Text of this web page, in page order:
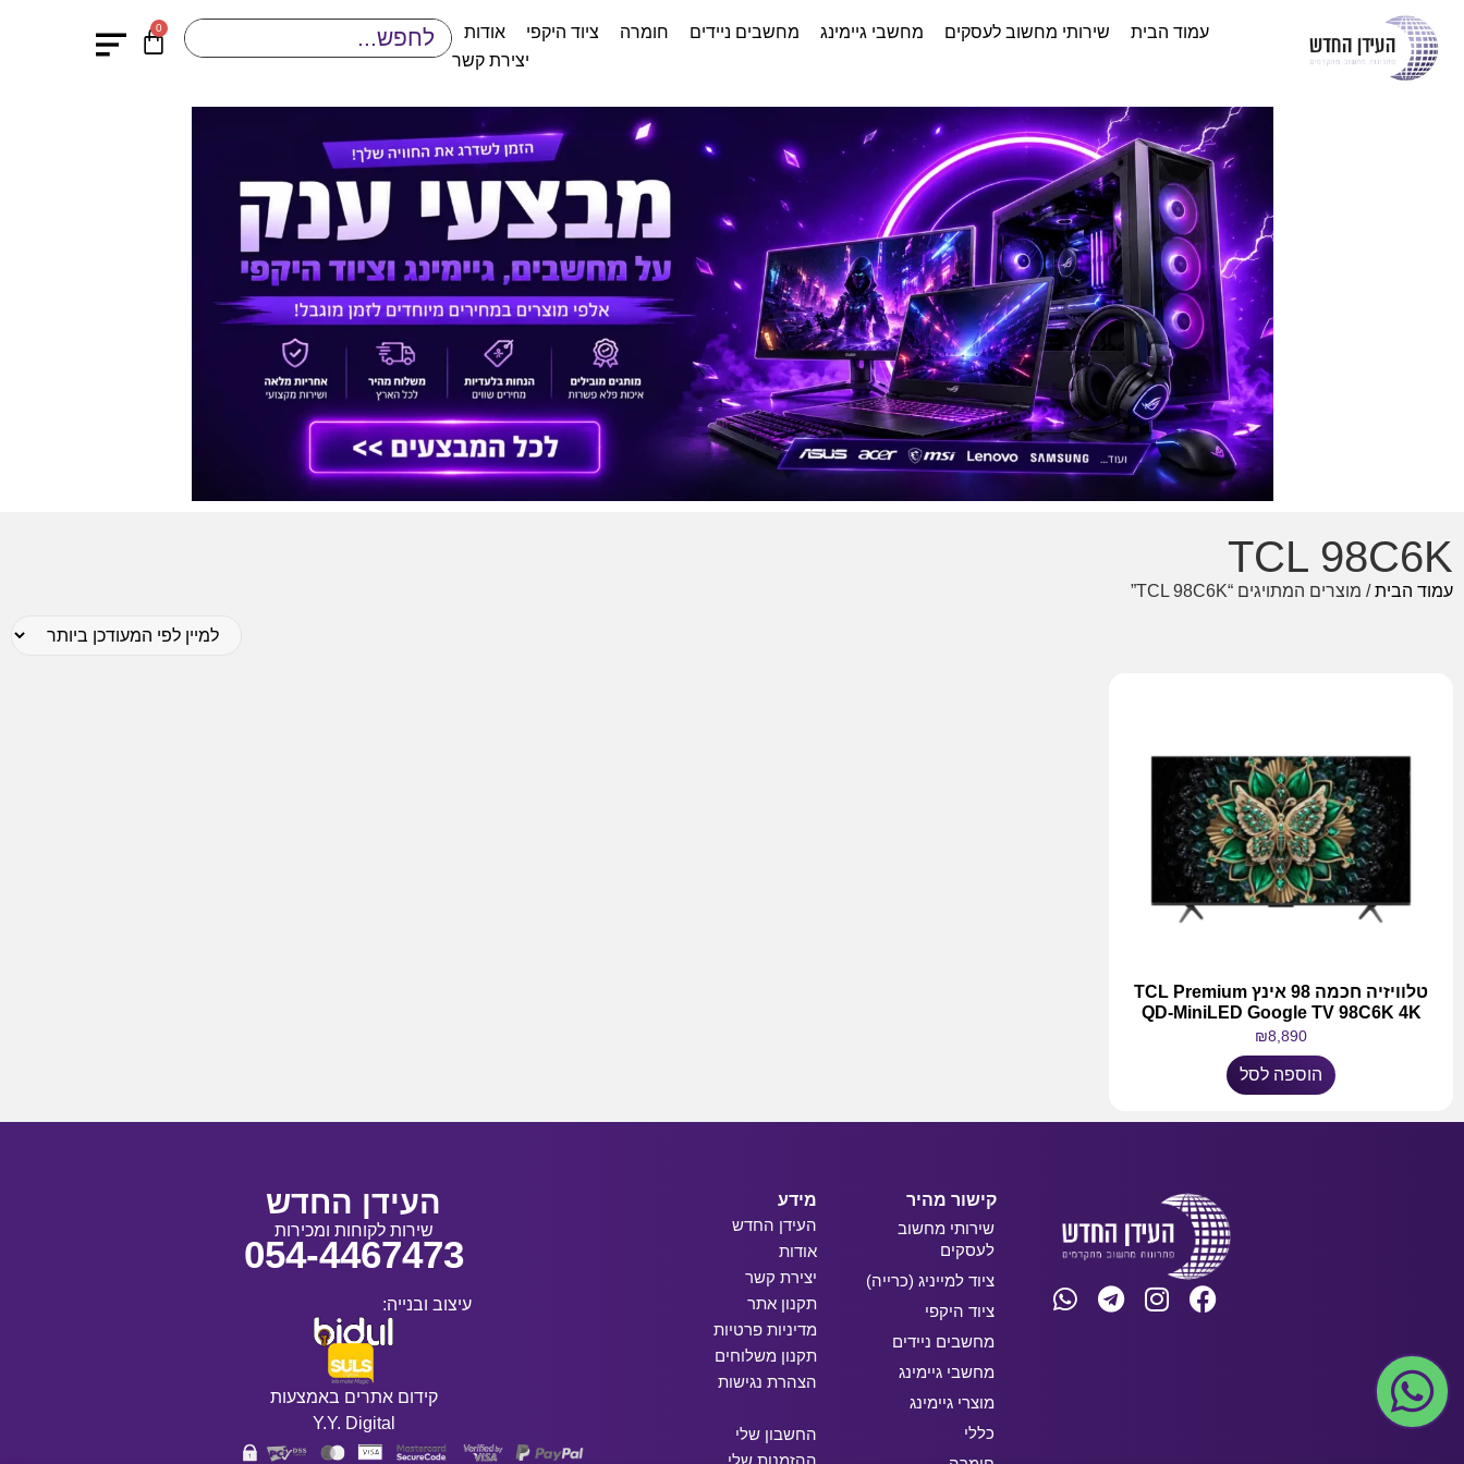
עמוד הבית שירותי מחשוב לעסקים מחשבי גיימינג מחשבים ניידים חומרה ציוד היקפי
אודות
יצירת קשר
0
TCL 98C6K
עמוד הבית/ מוצרים המתויגים “TCL 98C6K”
טלוויזיה חכמה 98 אינץ TCL Premium
QD-MiniLED Google TV 98C6K 4K
₪8,890
הוספה לסל
קישור מהיר
שירותי מחשוב
לעסקים
ציוד למייניג (כרייה)
ציוד היקפי
מחשבים ניידים
מחשבי גיימינג
מוצרי גיימינג
כללי
מידע
העידן החדש
אודות
יצירת קשר
תקנון אתר
מדיניות פרטיות
תקנון משלוחים
הצהרת נגישות
החשבון שלי
העידן החדש
שירות לקוחות ומכירות
054-4467473
עיצוב ובנייה:
קידום אתרים באמצעות
Y.Y. Digital